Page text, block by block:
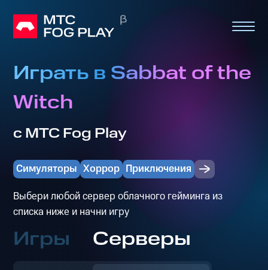
Играть в Sabbat of the
Witch
с МТС Fog Play
Симуляторы Хоррор Приключения
Выбери любой сервер облачного гейминга из
списка ниже и начни игру
Игры Серверы